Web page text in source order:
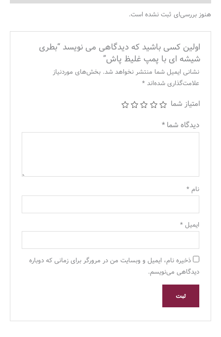
هنوز بررسی‌ای ثبت نشده است.
اولین کسی باشید که دیدگاهی می نویسد “بطری
شیشه ای با پمپ غلیظ پاش”
نشانی ایمیل شما منتشر نخواهد شد. بخش‌های موردنیاز
علامت‌گذاری شده‌اند*
امتیاز شما
دیدگاه شما*
نام*
ایمیل*
ذخیره نام، ایمیل و وبسایت من در مرورگر برای زمانی که دوباره
دیدگاهی می‌نویسم.